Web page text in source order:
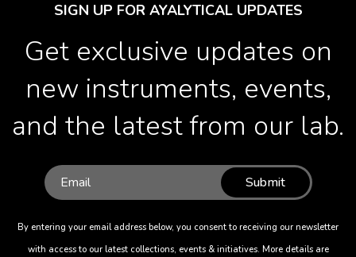
SIGN UP FOR AYALYTICAL UPDATES
Get exclusive updates on
new instruments, events,
and the latest from our lab.
Submit
By entering your email address below, you consent to receiving our newsletter
with access to our latest collections, events & initiatives. More details are